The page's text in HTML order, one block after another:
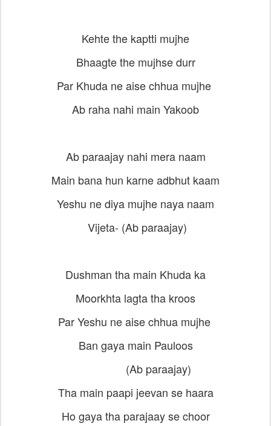
Kehte the kaptti mujhe
Bhaagte the mujhse durr
Par Khuda ne aise chhua mujhe
Ab raha nahi main Yakoob
Ab paraajay nahi mera naam
Main bana hun karne adbhut kaam
Yeshu ne diya mujhe naya naam
Vijeta- (Ab paraajay)
Dushman tha main Khuda ka
Moorkhta lagta tha kroos
Par Yeshu ne aise chhua mujhe
Ban gaya main Pauloos
(Ab paraajay)
Tha main paapi jeevan se haara
Ho gaya tha parajaay se choor